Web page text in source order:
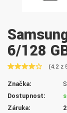
6/128
(4.2 z
Značka:
Dostupnost:
Záruka: